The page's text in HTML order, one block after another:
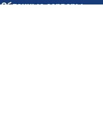
Облачные серверы